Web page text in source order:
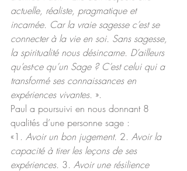
actuelle, réaliste, pragmatique et
incarnée. Car la vraie sagesse c’est se
connecter à la vie en soi. Sans sagesse,
la spiritualité nous désincarne. D’ailleurs
qu’est-ce qu’un Sage ? C’est celui qui a
transformé ses connaissances en
expériences vivantes. ».
Paul a poursuivi en nous donnant 8
qualités d’une personne sage :
«1. Avoir un bon jugement. 2. Avoir la
capacité à tirer les leçons de ses
expériences. 3. Avoir une résilience